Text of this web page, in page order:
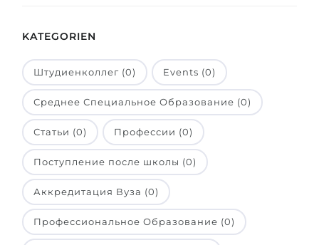
BERATUNG BUCHEN
KATEGORIEN
Штудиенколлег (0) Events (0)
Среднее Специальное Образование (0)
Статьи (0) Профессии (0)
Поступление после школы (0)
Аккредитация Вуза (0)
Профессиональное Образование (0)